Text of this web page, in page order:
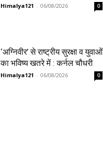
Himalya121 - 06/08/2026 0
‘अग्निवीर’ से राष्ट्रीय सुरक्षा व युवाओं
का भविष्य खतरे में : कर्नल चौधरी
Himalya121 - 06/08/2026 0